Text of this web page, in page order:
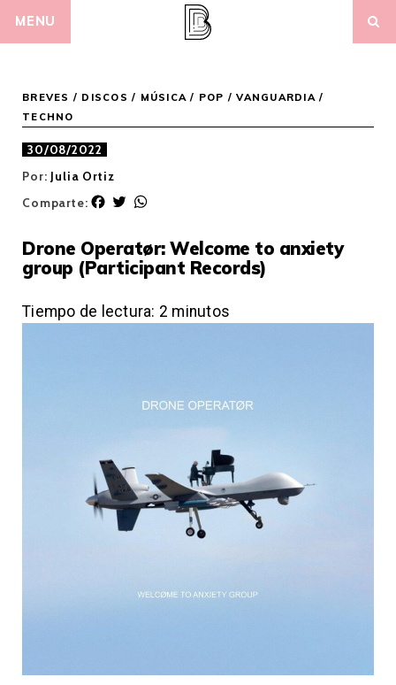
MENU
BREVES / DISCOS / MÚSICA / POP / VANGUARDIA /
TECHNO
30/08/2022
Por: Julia Ortiz
Comparte:
F
e
b
o
k
T
t
t
r
t
s
p
p
Drone Operatør: Welcome to anxiety
group (Participant Records)
Tiempo de lectura: 2 minutos